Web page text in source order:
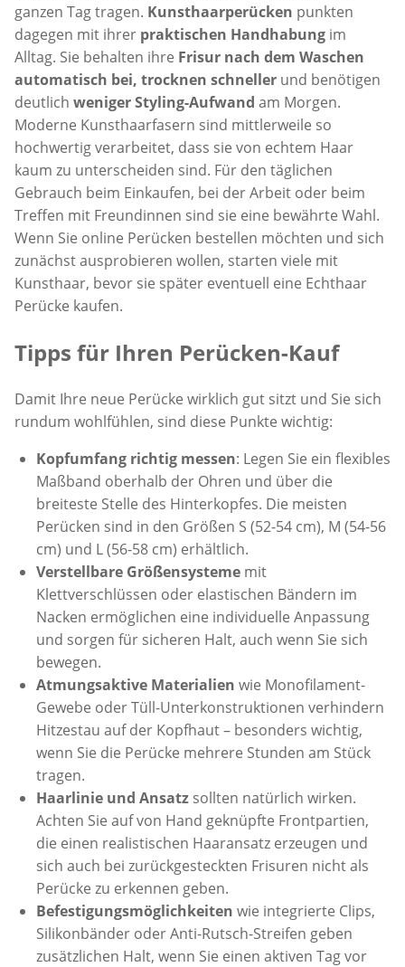
ganzen Tag tragen. Kunsthaarperücken punkten
dagegen mit ihrer praktischen Handhabung im
Alltag. Sie behalten ihre Frisur nach dem Waschen
automatisch bei, trocknen schneller und benötigen
deutlich weniger Styling-Aufwand am Morgen.
Moderne Kunsthaarfasern sind mittlerweile so
hochwertig verarbeitet, dass sie von echtem Haar
kaum zu unterscheiden sind. Für den täglichen
Gebrauch beim Einkaufen, bei der Arbeit oder beim
Treffen mit Freundinnen sind sie eine bewährte Wahl.
Wenn Sie online Perücken bestellen möchten und sich
zunächst ausprobieren wollen, starten viele mit
Kunsthaar, bevor sie später eventuell eine Echthaar
Perücke kaufen.
Tipps für Ihren Perücken-Kauf
Damit Ihre neue Perücke wirklich gut sitzt und Sie sich
rundum wohlfühlen, sind diese Punkte wichtig:
Kopfumfang richtig messen: Legen Sie ein flexibles
Maßband oberhalb der Ohren und über die
breiteste Stelle des Hinterkopfes. Die meisten
Perücken sind in den Größen S (52-54 cm), M (54-56
cm) und L (56-58 cm) erhältlich.
Verstellbare Größensysteme mit
Klettverschlüssen oder elastischen Bändern im
Nacken ermöglichen eine individuelle Anpassung
und sorgen für sicheren Halt, auch wenn Sie sich
bewegen.
Atmungsaktive Materialien wie Monofilament-
Gewebe oder Tüll-Unterkonstruktionen verhindern
Hitzestau auf der Kopfhaut – besonders wichtig,
wenn Sie die Perücke mehrere Stunden am Stück
tragen.
Haarlinie und Ansatz sollten natürlich wirken.
Achten Sie auf von Hand geknüpfte Frontpartien,
die einen realistischen Haaransatz erzeugen und
sich auch bei zurückgesteckten Frisuren nicht als
Perücke zu erkennen geben.
Befestigungsmöglichkeiten wie integrierte Clips,
Silikonbänder oder Anti-Rutsch-Streifen geben
zusätzlichen Halt, wenn Sie einen aktiven Tag vor